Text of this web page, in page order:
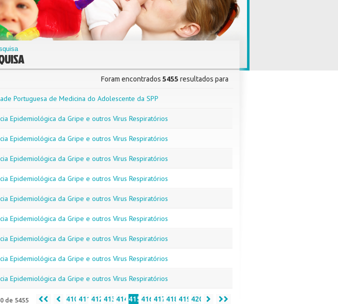
Foram encontrados 5455 resultados para
Portuguesa de Medicina do Adolescente da SPP
Epidemiológica da Gripe e outros Vírus Respiratórios
Epidemiológica da Gripe e outros Vírus Respiratórios
Epidemiológica da Gripe e outros Vírus Respiratórios
Epidemiológica da Gripe e outros Vírus Respiratórios
Epidemiológica da Gripe e outros Vírus Respiratórios
Epidemiológica da Gripe e outros Vírus Respiratórios
Epidemiológica da Gripe e outros Vírus Respiratórios
Epidemiológica da Gripe e outros Vírus Respiratórios
Epidemiológica da Gripe e outros Vírus Respiratórios
de 5455 410 411 412 413 414 415 416 417 418 419 420